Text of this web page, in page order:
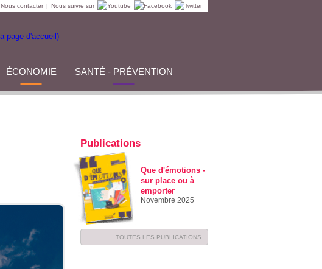
Nous contacter | Nous suivre sur
ÉCONOMIE SANTÉ - PRÉVENTION
Publications
Que d'émotions -
sur place ou à
emporter
Novembre 2025
TOUTES LES PUBLICATIONS